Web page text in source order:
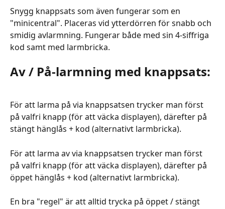
Snygg knappsats som även fungerar som en
"minicentral". Placeras vid ytterdörren för snabb och
smidig avlarmning. Fungerar både med sin 4-siffriga
kod samt med larmbricka.
Av / På-larmning med knappsats:
För att larma på via knappsatsen trycker man först
på valfri knapp (för att väcka displayen), därefter på
stängt hänglås + kod (alternativt larmbricka).
För att larma av via knappsatsen trycker man först
på valfri knapp (för att väcka displayen), därefter på
öppet hänglås + kod (alternativt larmbricka).
En bra "regel" är att alltid trycka på öppet / stängt